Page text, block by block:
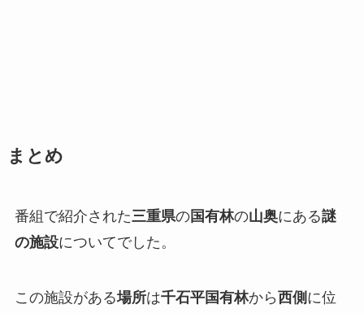
まとめ
番組で紹介された三重県の国有林の山奥にある謎
の施設についてでした。
この施設がある場所は千石平国有林から西側 に位